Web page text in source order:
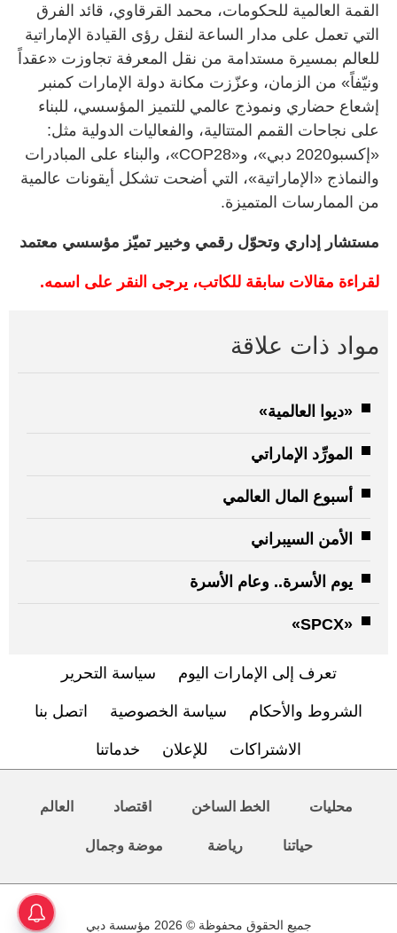
القمة العالمية للحكومات، محمد القرقاوي، قائد الفرق
التي تعمل على مدار الساعة لنقل رؤى القيادة الإماراتية
للعالم بمسيرة مستدامة من نقل المعرفة تجاوزت «عقداً
ونيّفاً» من الزمان، وعزّزت مكانة دولة الإمارات كمنبر
إشعاع حضاري ونموذج عالمي للتميز المؤسسي، للبناء
على نجاحات القمم المتتالية، ‏والفعاليات الدولية مثل:
«إكسبو2020 دبي»، و«COP28»، والبناء على المبادرات
والنماذج «الإماراتية»، التي أضحت تشكل أيقونات عالمية
من الممارسات المتميزة.
مستشار إداري وتحوّل رقمي وخبير تميّز مؤسسي معتمد
لقراءة مقالات سابقة للكاتب، يرجى النقر على اسمه.
مواد ذات علاقة
«ديوا العالمية»
المورِّد الإماراتي
أسبوع المال العالمي
الأمن السيبراني
يوم الأسرة.. وعام الأسرة
«SPCX»
تعرف إلى الإمارات اليوم سياسة التحرير
الشروط والأحكام سياسة الخصوصية اتصل بنا
الاشتراكات للإعلان خدماتنا
محليات الخط الساخن اقتصاد العالم
حياتنا رياضة موضة وجمال
جميع الحقوق محفوظة © 2026 مؤسسة دبي